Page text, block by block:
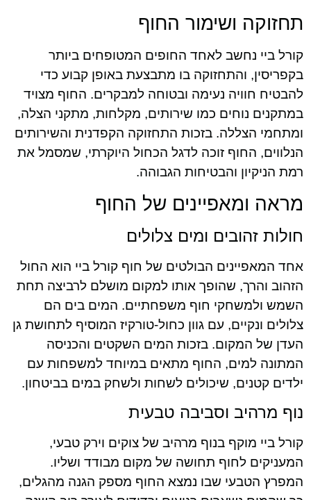
תחזוקה ושימור החוף
קורל ביי נחשב לאחד החופים המטופחים ביותר
בקפריסין, והתחזוקה בו מתבצעת באופן קבוע כדי
להבטיח חוויה נעימה ובטוחה למבקרים. החוף מצויד
במתקנים נוחים כמו שירותים, מקלחות, מתקני הצלה,
ומתחמי הצללה. בזכות התחזוקה הקפדנית והשירותים
הנלווים, החוף זוכה לדגל הכחול היוקרתי, שמסמל את
רמת הניקיון והבטיחות הגבוהה.
מראה ומאפיינים של החוף
חולות זהובים ומים צלולים
אחד המאפיינים הבולטים של חוף קורל ביי הוא החול
הזהוב והרך, שהופך אותו למקום מושלם לרביצה תחת
השמש ולמשחקי חוף משפחתיים. המים בים הם
צלולים ונקיים, עם גוון כחול-טורקיז המוסיף לתחושת גן
העדן של המקום. בזכות המים השקטים והכניסה
המתונה למים, החוף מתאים במיוחד למשפחות עם
ילדים קטנים, שיכולים לשחות ולשחק במים בביטחון.
נוף מרהיב וסביבה טבעית
קורל ביי מוקף בנוף מרהיב של צוקים וירק טבעי,
המעניקים לחוף תחושה של מקום מבודד ושליו.
המפרץ הטבעי שבו נמצא החוף מספק הגנה מהגלים,